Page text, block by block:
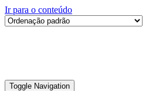
Ir para o conteúdo
Toggle Navigation